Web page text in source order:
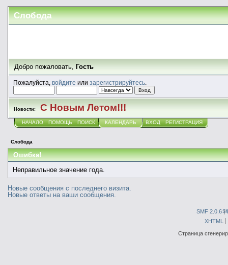
Слобода
Добро пожаловать,Гость
Пожалуйста, войдите или зарегистрируйтесь.
Новости: С Новым Летом!!!
НАЧАЛО ПОМОЩЬ ПОИСК КАЛЕНДАРЬ ВХОД РЕГИСТРАЦИЯ
Слобода
Ошибка!
Неправильное значение года.
Новые сообщения с последнего визита.
Новые ответы на ваши сообщения.
SMF 2.0.6|
XHTML
Страница